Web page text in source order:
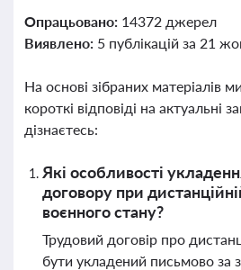
Опрацьовано: 14372 джерел
Виявлено: 5 публікацій за 21
На основі зібраних матеріалів
короткі відповіді на актуальні
дізнаєтесь:
Які особливості
договору при
воєнного стану?
Трудовий договір про
бути укладений письмово за